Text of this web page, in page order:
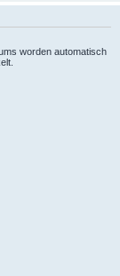
worden automatisch